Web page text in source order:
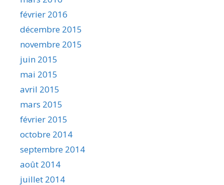
février 2016
décembre 2015
novembre 2015
juin 2015
mai 2015
avril 2015
mars 2015
février 2015
octobre 2014
septembre 2014
août 2014
juillet 2014